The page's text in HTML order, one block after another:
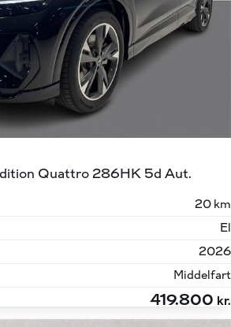
Quattro 286HK 5d Aut.
20 km
El
2026
Middelfart
419.800 kr.